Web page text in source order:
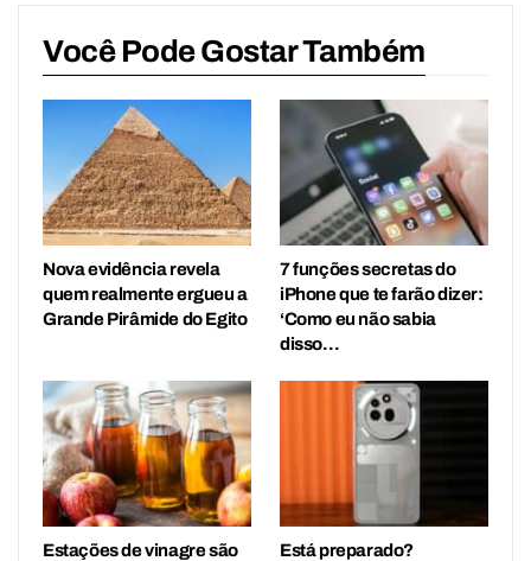
Você Pode Gostar Também
Nova evidência revela
quem realmente ergueu a
Grande Pirâmide do Egito
7 funções secretas do
iPhone que te farão dizer:
‘Como eu não sabia
disso…
Estações de vinagre são
Está preparado?